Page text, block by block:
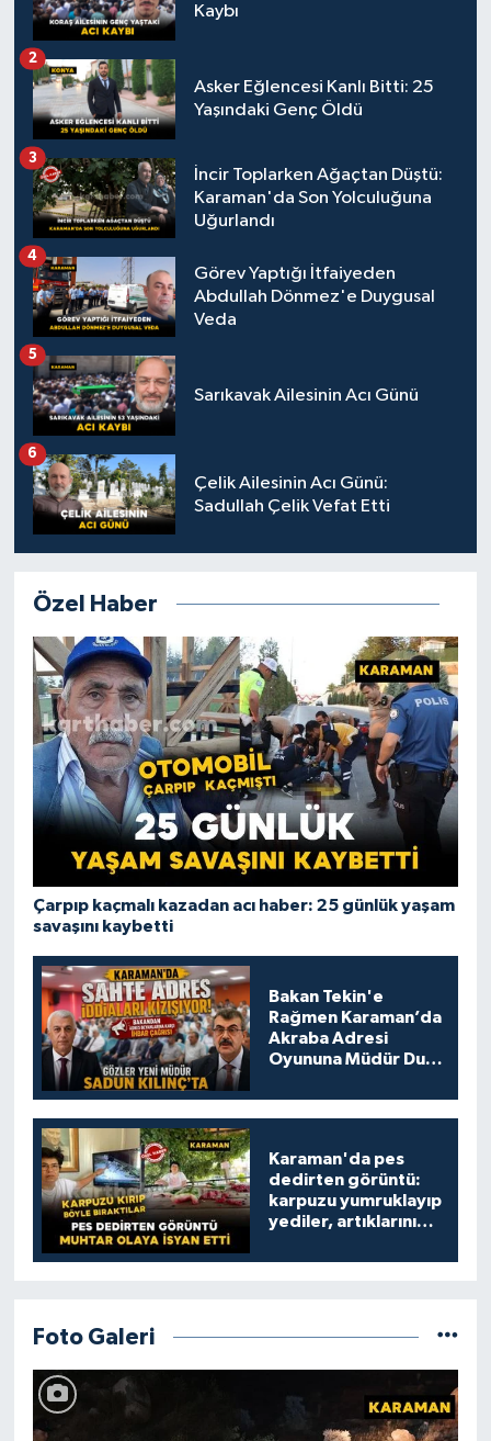
Kaybı
Asker Eğlencesi Kanlı Bitti: 25
Yaşındaki Genç Öldü
2
İncir Toplarken Ağaçtan Düştü:
Karaman'da Son Yolculuğuna
Uğurlandı
3
Görev Yaptığı İtfaiyeden
Abdullah Dönmez'e Duygusal
Veda
4
Sarıkavak Ailesinin Acı Günü
5
Çelik Ailesinin Acı Günü:
Sadullah Çelik Vefat Etti
6
Özel Haber
Çarpıp kaçmalı kazadan acı haber: 25 günlük yaşam
savaşını kaybetti
Bakan Tekin'e
Rağmen Karaman’da
Akraba Adresi
Oyununa Müdür Dur
Karaman'da pes
dedirten görüntü:
karpuzu yumruklayıp
yediler, artıklarını
Foto Galeri